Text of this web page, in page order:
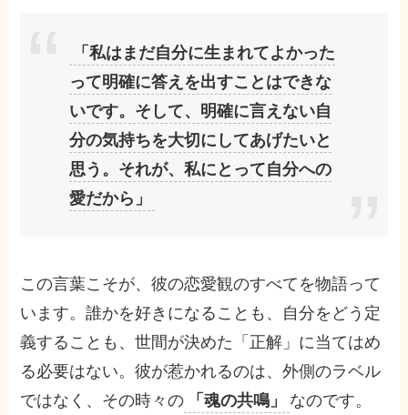
「私はまだ自分に生まれてよかった
って明確に答えを出すことはできな
いです。そして、明確に言えない自
分の気持ちを大切にしてあげたいと
思う。それが、私にとって自分への
愛だから」
この言葉こそが、彼の恋愛観のすべてを物語って
います。誰かを好きになることも、自分をどう定
義することも、世間が決めた「正解」に当てはめ
る必要はない。彼が惹かれるのは、外側のラベル
ではなく、その時々の
「魂の共鳴」 なのです。